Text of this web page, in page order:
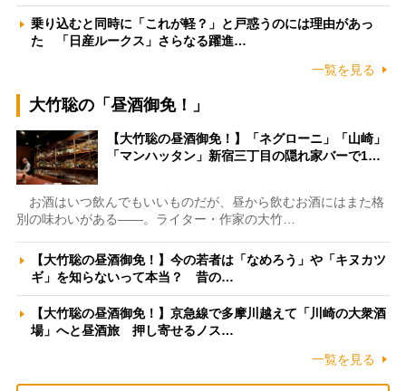
乗り込むと同時に「これが軽？」と戸惑うのには理由があっ
た 「日産ルークス」さらなる躍進…
一覧を見る
大竹聡の「昼酒御免！」
【大竹聡の昼酒御免！】「ネグローニ」「山崎」
「マンハッタン」新宿三丁目の隠れ家バーで1…
お酒はいつ飲んでもいいものだが、昼から飲むお酒にはまた格
別の味わいがある――。ライター・作家の大竹…
【大竹聡の昼酒御免！】今の若者は「なめろう」や「キヌカツ
ギ」を知らないって本当？ 昔の…
【大竹聡の昼酒御免！】京急線で多摩川越えて「川崎の大衆酒
場」へと昼酒旅 押し寄せるノス…
一覧を見る